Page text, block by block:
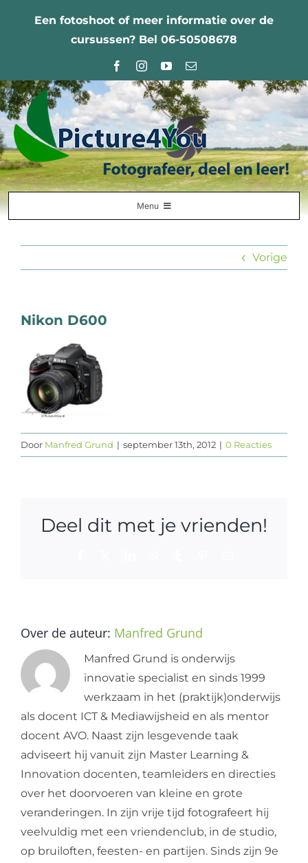
Een fotoshoot of meer informatie over de
cursussen? Bel 06-50508678
Menu
Contact
Vorige
Nikon D600
Door Manfred Grund | september 13th, 2012 | 0 Reacties
Deel dit met je vrienden!
Over de auteur: Manfred Grund
Manfred Grund is onderwijs
innovatie specialist en sinds 1999
werkzaam in het (praktijk)onderwijs
als docent ICT & Mediawijsheid en als mentor
docent AVO. Naast zijn lesgevende taak
adviseert hij vanuit zijn Master Learning &
Innovation docenten, teamleiders en directies
over het doorvoeren van kleine en grote
veranderingen. In zijn vrije tijd fotografeert hij
veelvuldig met een vriendenclub, in de studio,
op bruiloften, feesten- en partijen. Sinds zijn 9e